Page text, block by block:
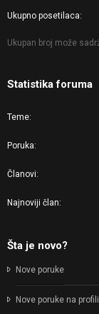
Ukupno posetilaca
Ukupan broj može
Statistika foruma
Teme
Poruka
Članovi
Najnoviji član
Šta je novo?
Nove poruke
Nove poruke na